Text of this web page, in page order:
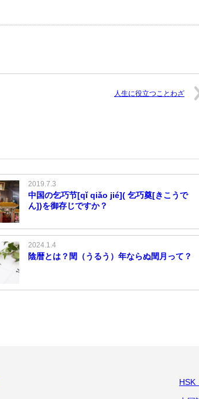
人生に役立つことわざ
2019.7.3
中国の乞巧节[qǐ qiǎo jié]( 乞巧奠[きこうで
ん])を御存じですか？
2024.1.4
陰暦とは？閏（うるう）年ならぬ閏月って？
HSK